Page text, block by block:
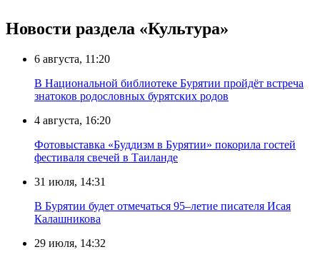
Новости раздела «Культура»
6 августа, 11:20
В Национальной библиотеке Бурятии пройдёт встреча
знатоков родословных бурятских родов
4 августа, 16:20
Фотовыставка «Буддизм в Бурятии» покорила гостей
фестиваля свечей в Таиланде
31 июля, 14:31
В Бурятии будет отмечаться 95–летие писателя Исая
Калашникова
29 июля, 14:32